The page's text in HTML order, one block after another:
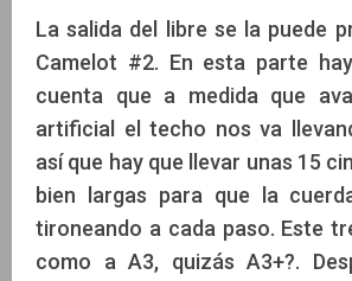
La salida del libre se la puede
Camelot #2. En esta parte
cuenta que a medida que
artificial el techo nos va
así que hay que llevar unas 15
bien largas para que la
tironeando a cada paso. Este
como a A3, quizás A3+?.